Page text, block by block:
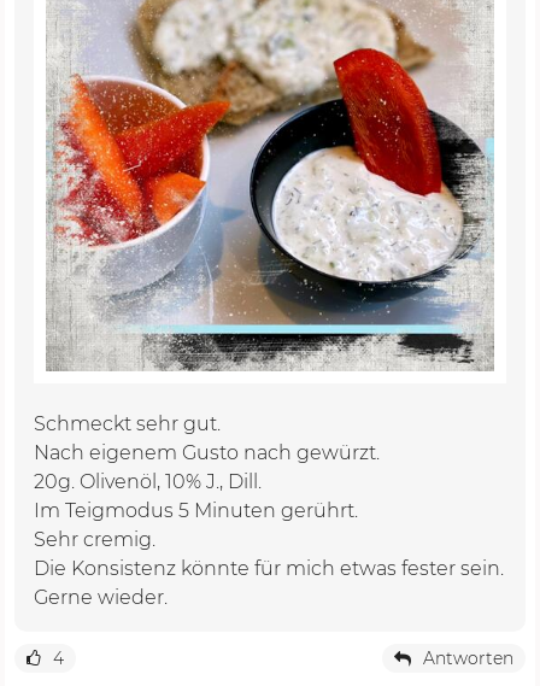
Schmeckt sehr gut.
Nach eigenem Gusto nach gewürzt.
20g. Olivenöl, 10% J., Dill.
Im Teigmodus 5 Minuten gerührt.
Sehr cremig.
Die Konsistenz könnte für mich etwas fester sein.
Gerne wieder.
4 Antworten